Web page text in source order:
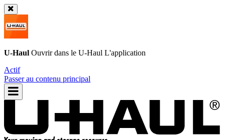
U-Haul Ouvrir dans le U-Haul L'application
Actif
Passer au contenu principal